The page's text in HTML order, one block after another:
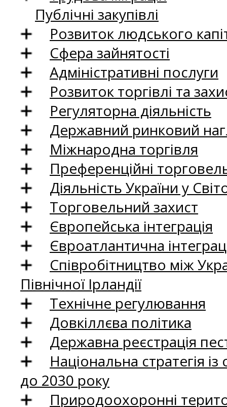
Публічні закупівлі
Розвиток людського
Сфера зайнятості
Адміністративні послуги
Розвиток торгівлі та
Регуляторна діяльність
Державний ринковий
Міжнародна торгівля
Преференційні
Діяльність України у
Торговельний захист
Європейська інтеграція
Євроатлантична
Співробітництво між
Північної Ірландії
Технічне регулювання
Довкіллєва політика
Державна реєстрація
Національна стратегія
до 2030 року
Природоохоронні